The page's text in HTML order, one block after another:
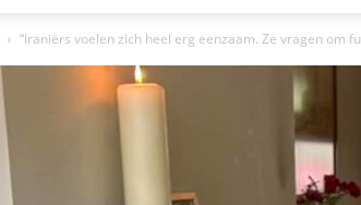
“Iraniërs voelen zich heel erg eenzaam. Ze vragen om